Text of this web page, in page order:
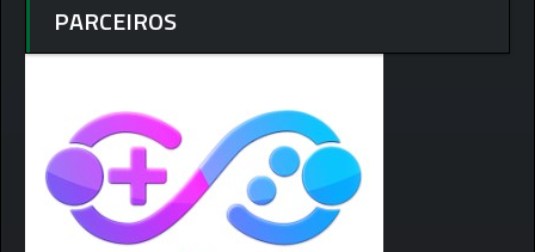
PARCEIROS